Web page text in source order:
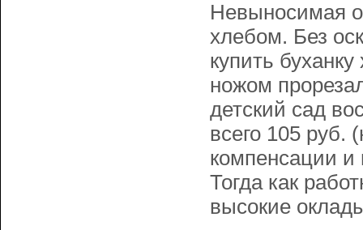
Невыносимая
хлебом. Без
купить
ножом
детский сад
всего 105 руб.
компенсации и
Тогда как
высокие